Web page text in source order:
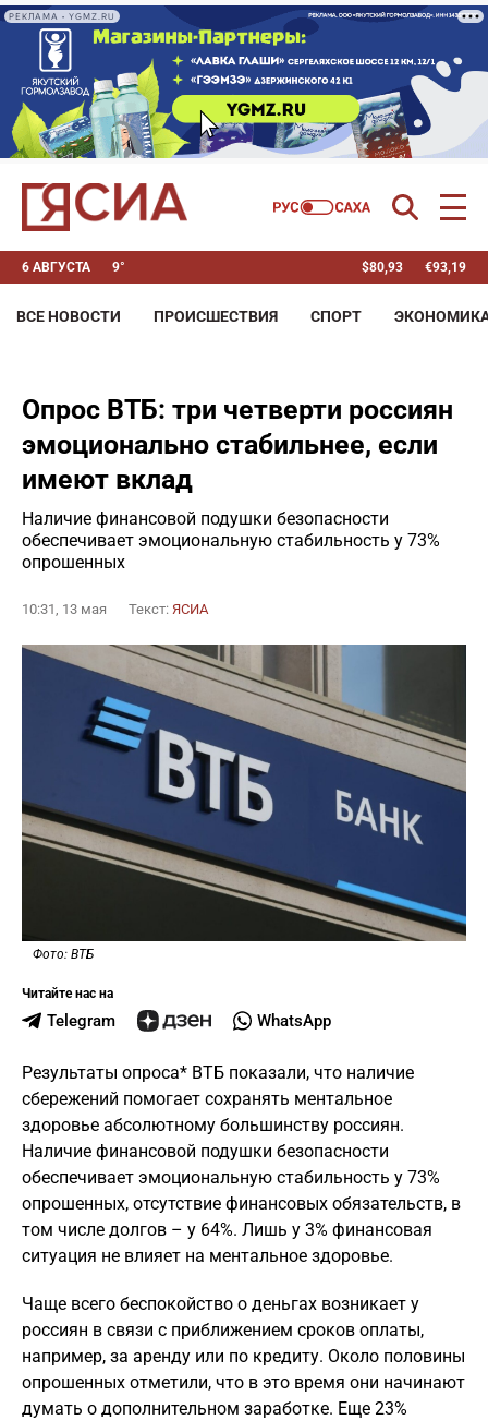
РЕКЛАМА • YGMZ.RU
6 АВГУСТА 9° $80,93 €93,19
ВСЕ НОВОСТИ ПРОИСШЕСТВИЯ СПОРТ
Опрос ВТБ: три четверти россиян
эмоционально стабильнее, если
имеют вклад
Наличие финансовой подушки безопасности
обеспечивает эмоциональную стабильность у 73%
опрошенных
10:31, 13 мая Текст: ЯСИА
Фото: ВТБ
Читайте нас на
Telegram WhatsApp
Результаты опроса* ВТБ показали, что наличие
сбережений помогает сохранять ментальное
здоровье абсолютному большинству россиян.
Наличие финансовой подушки безопасности
обеспечивает эмоциональную стабильность у 73%
опрошенных, отсутствие финансовых обязательств, в
том числе долгов – у 64%. Лишь у 3% финансовая
ситуация не влияет на ментальное здоровье.
Чаще всего беспокойство о деньгах возникает у
россиян в связи с приближением сроков оплаты,
например, за аренду или по кредиту. Около половины
опрошенных отметили, что в это время они начинают
думать о дополнительном заработке. Еще 23%